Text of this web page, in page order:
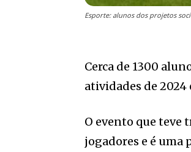
Esporte: alunos dos projetos
Cerca de 1300
atividades de 2024
O evento que teve
jogadores e é uma